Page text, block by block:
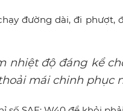
đường dài, đi phượt,
độ đáng kể
mái chinh phục